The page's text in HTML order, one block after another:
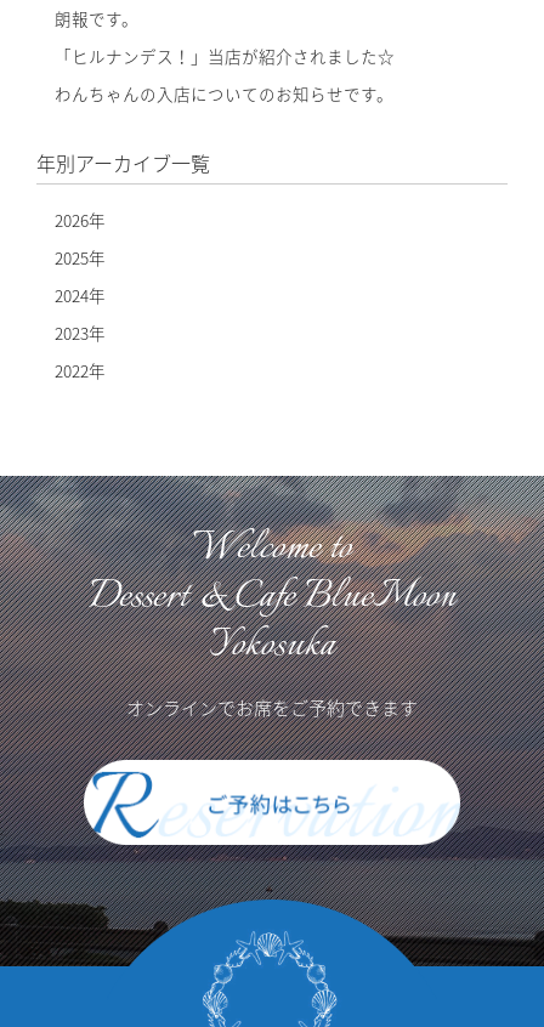
朗報です。
「ヒルナンデス！」当店が紹介されました☆
わんちゃんの入店についてのお知らせです。
年別アーカイブ一覧
2026年
2025年
2024年
2023年
2022年
Welcome to
Dessert & Cafe BlueMoon
Yokosuka
オンラインでお席をご予約できます